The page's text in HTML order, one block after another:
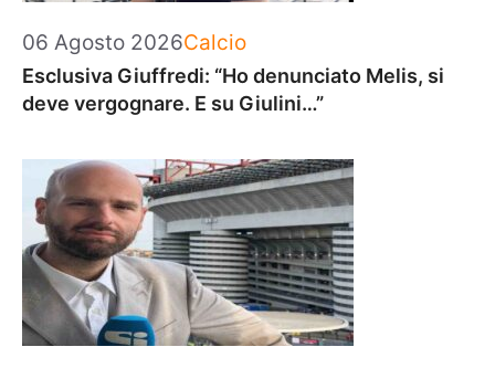
06 Agosto 2026Categorie
Calcio
Esclusiva Giuffredi: “Ho denunciato Melis, si
deve vergognare. E su Giulini…”